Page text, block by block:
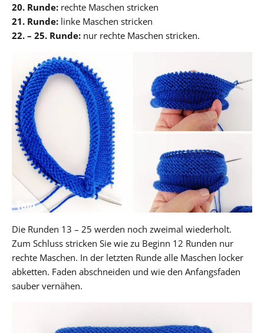
20. Runde: rechte Maschen stricken
21. Runde: linke Maschen stricken
22. – 25. Runde: nur rechte Maschen stricken.
Die Runden 13 – 25 werden noch zweimal wiederholt.
Zum Schluss stricken Sie wie zu Beginn 12 Runden nur
rechte Maschen. In der letzten Runde alle Maschen locker
abketten. Faden abschneiden und wie den Anfangsfaden
sauber vernähen.